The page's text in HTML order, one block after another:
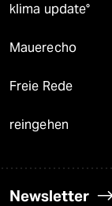
klima update°
Mauerecho
Freie Rede
reingehen
Newsletter